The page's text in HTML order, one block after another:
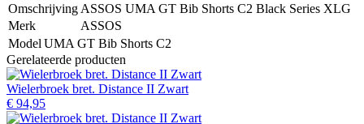
Omschrijving ASSOS UMA GT Bib Shorts C2 Black Series XLG
Merk
ASSOS
Model UMA GT Bib Shorts C2
Gerelateerde producten
Wielerbroek bret. Distance II Zwart
€ 94,95